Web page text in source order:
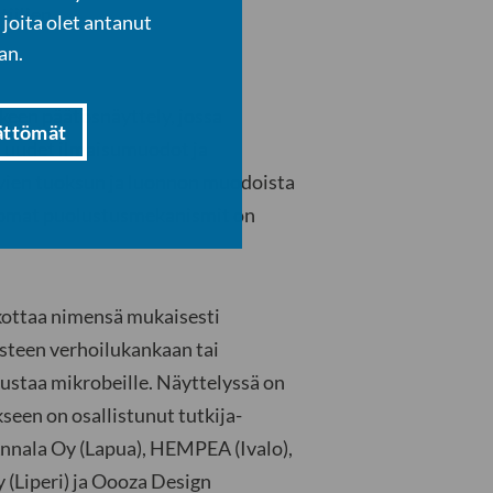
olet antanut
päätösnäyttely, jossa
ilmaisumuodot ja
tuoksun ja luonnon muodoista
puolustusmekanismit on
nimensä mukaisesti
verhoilukankaan tai
mikrobeille. Näyttelyssä on
on osallistunut tutkija-
Oy (Lapua), HEMPEA (Ivalo),
(Liperi) ja Oooza Design